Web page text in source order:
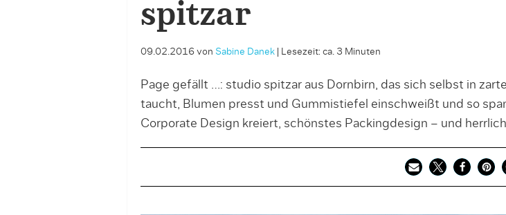
spitzar
09.02.2016 von Sabine Danek| Lesezeit: ca. 3 Minuten
Page gefällt …: studio spitzar aus Dornbirn, das sich selbst in
taucht, Blumen presst und Gummistiefel einschweißt und so
Corporate Design kreiert, schönstes Packingdesign – und